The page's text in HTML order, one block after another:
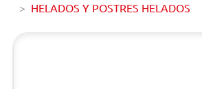
HELADOS Y POSTRES HELADOS